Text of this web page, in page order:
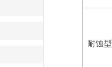
耐蚀型